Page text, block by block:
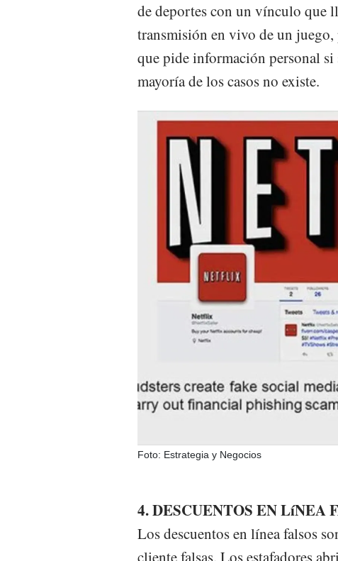
de deportes con un vínculo que
transmisión en vivo de un
que pide información personal
mayoría de los casos no existe.
Foto: Estrategia y Negocios
4. DESCUENTOS EN LíNEA
Los descuentos en línea falsos
cliente falsas. Los estafadores